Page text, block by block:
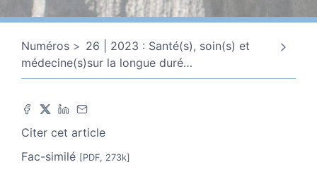
Numéros
26 | 2023 : Santé(s), soin(s) et
médecine(s)sur la longue duré…
Citer cet article
Fac-similé [PDF, 273k]